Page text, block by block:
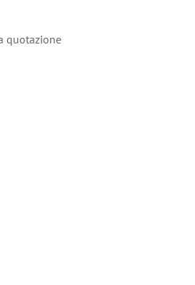
quotazione